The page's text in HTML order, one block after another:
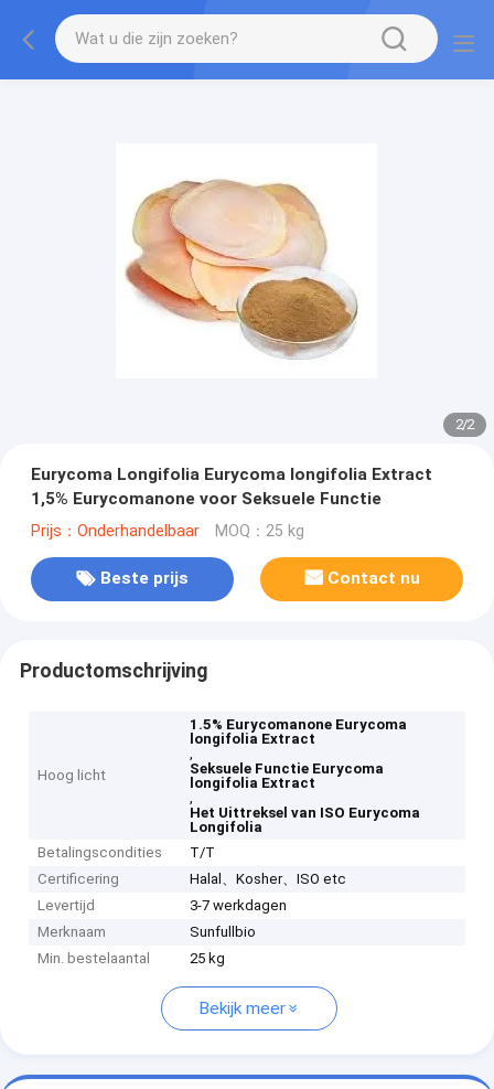
2/2
Eurycoma Longifolia Eurycoma longifolia Extract
1,5% Eurycomanone voor Seksuele Functie
Prijs：Onderhandelbaar MOQ：25 kg
Beste prijs Contact nu
Productomschrijving
Hoog licht
1.5% Eurycomanone Eurycoma
longifolia Extract
,
Seksuele Functie Eurycoma
longifolia Extract
,
Het Uittreksel van ISO Eurycoma
Longifolia
Betalingscondities
T/T
Certificering
Halal、Kosher、ISO etc
Levertijd
3-7 werkdagen
Merknaam
Sunfullbio
Min. bestelaantal
25 kg
Bekijk meer